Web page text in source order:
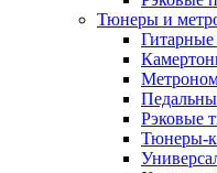
Тюнеры и
Рэковые
Тюнеры-